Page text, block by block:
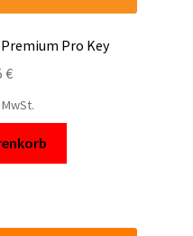
Pro Key
€